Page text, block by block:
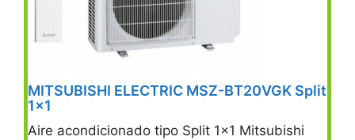
MITSUBISHI ELECTRIC MSZ-BT20VGK Split
1×1
Aire acondicionado tipo Split 1×1 Mitsubishi